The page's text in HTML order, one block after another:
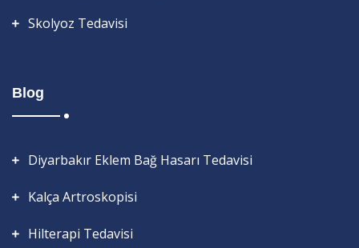
Skolyoz Tedavisi
Blog
Diyarbakır Eklem Bağ Hasarı Tedavisi
Kalça Artroskopisi
Hilterapi Tedavisi